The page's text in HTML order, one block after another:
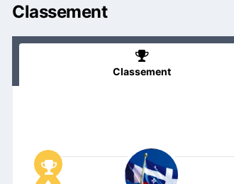
Classement
Classement